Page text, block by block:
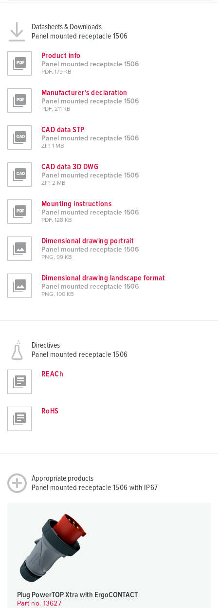
Datasheets & Downloads
Panel mounted receptacle 1506
Product info
Panel mounted receptacle 1506
PDF, 179 KB
Manufacturer‘s declaration
Panel mounted receptacle 1506
PDF, 211 KB
CAD data STP
Panel mounted receptacle 1506
ZIP, 1 MB
CAD data 3D DWG
Panel mounted receptacle 1506
ZIP, 2 MB
Mounting instructions
Panel mounted receptacle 1506
PDF, 128 KB
Dimensional drawing portrait
Panel mounted receptacle 1506
PNG, 99 KB
Dimensional drawing landscape format
Panel mounted receptacle 1506
PNG, 100 KB
Directives
Panel mounted receptacle 1506
REACh
RoHS
Appropriate products
Panel mounted receptacle 1506 with IP67
Plug PowerTOP Xtra with ErgoCONTACT
Part no. 13627